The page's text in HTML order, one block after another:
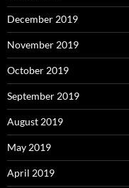
December 2019
November 2019
October 2019
September 2019
August 2019
May 2019
April 2019